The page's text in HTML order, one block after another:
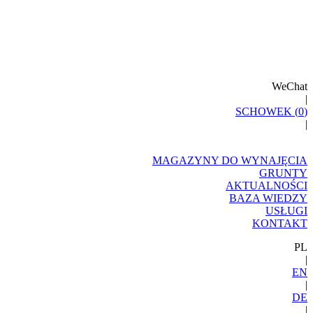
WeChat
|
SCHOWEK (0)
|
MAGAZYNY DO WYNAJĘCIA
GRUNTY
AKTUALNOŚCI
BAZA WIEDZY
USŁUGI
KONTAKT
PL
|
EN
|
DE
|